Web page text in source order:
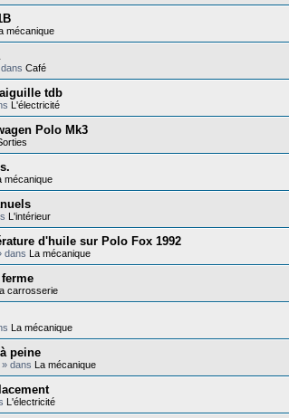
mécanique
Café
tdb
L'électricité
Polo Mk3
mécanique
L'intérieur
d'huile sur Polo Fox 1992
dans La mécanique
carrosserie
La mécanique
peine
» dans La mécanique
L'électricité